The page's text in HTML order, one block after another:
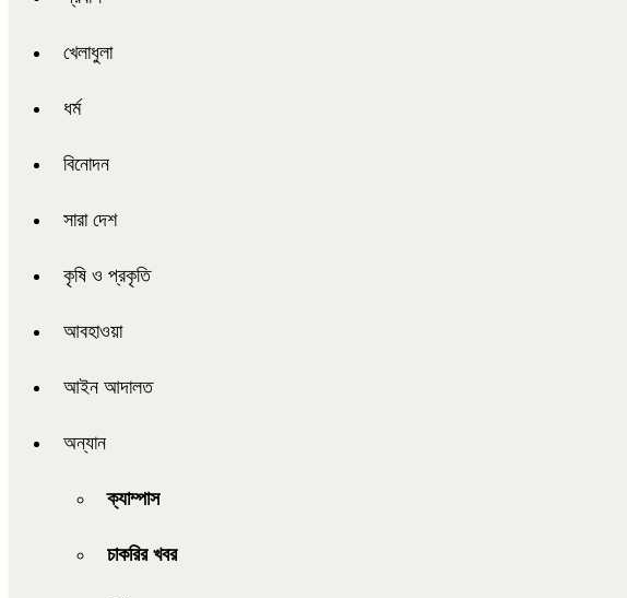
খেলাধুলা
ধর্ম
বিনোদন
সারা দেশ
কৃষি ও প্রকৃতি
আবহাওয়া
আইন আদালত
অন্যান
ক্যাম্পাস
চাকরির খবর